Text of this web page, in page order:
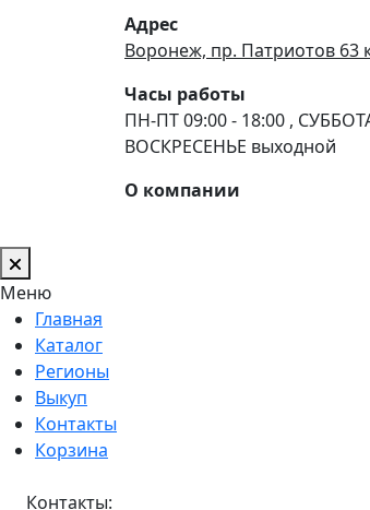
Адрес
Воронеж, пр. Патриотов 63
Часы работы
ПН-ПТ 09:00 - 18:00 ,
ВОСКРЕСЕНЬЕ выходной
О компании
Меню
Главная
Каталог
Регионы
Выкуп
Контакты
Корзина
Контакты: